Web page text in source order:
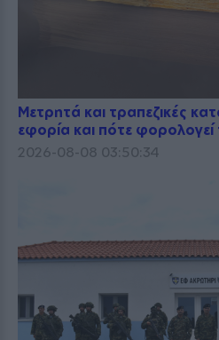
Μετρητά και τραπεζικές
εφορία και πότε
2026-08-08 03:50:34